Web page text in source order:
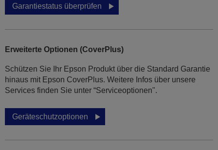
Garantiestatus überprüfen
Erweiterte Optionen (CoverPlus)
Schützen Sie Ihr Epson Produkt über die Standard Garantie
hinaus mit Epson CoverPlus. Weitere Infos über unsere
Services finden Sie unter “Serviceoptionen".
Geräteschutzoptionen